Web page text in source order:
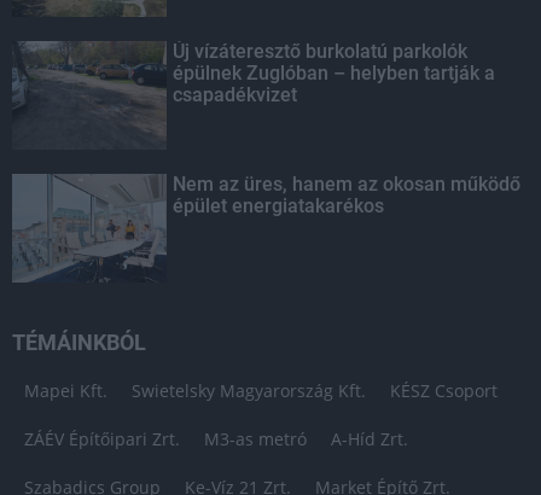
Új vízáteresztő burkolatú parkolók
épülnek Zuglóban – helyben tartják a
csapadékvizet
Nem az üres, hanem az okosan működő
épület energiatakarékos
TÉMÁINKBÓL
Mapei Kft. Swietelsky Magyarország Kft. KÉSZ Csoport
ZÁÉV Építőipari Zrt. M3-as metró A-Híd Zrt.
Szabadics Group Ke-Víz 21 Zrt. Market Építő Zrt.